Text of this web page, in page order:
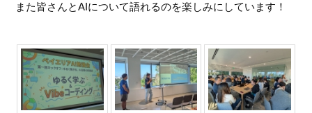
また皆さんとAIについて語れるのを楽しみにしています！